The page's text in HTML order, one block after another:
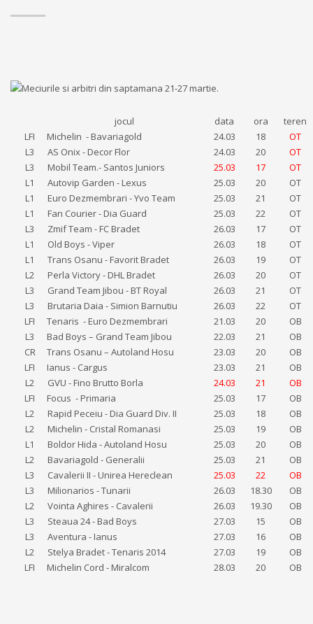
jocul data ora
teren
LFI
Michelin - Bavariagold 24.03 18
OT
L3
AS Onix - Decor Flor 24.03 20
OT
L3
Mobil Team.- Santos Juniors 25.03 17
OT
L1
Autovip Garden - Lexus 25.03 20
OT
L1
Euro Dezmembrari - Yvo Team 25.03 21
OT
L1
Fan Courier - Dia Guard 25.03 22
OT
L3
Zmif Team - FC Bradet 26.03 17
OT
L1
Old Boys - Viper 26.03 18
OT
L1
Trans Osanu - Favorit Bradet 26.03 19
OT
L2
Perla Victory - DHL Bradet 26.03 20
OT
L3
Grand Team Jibou - BT Royal 26.03 21
OT
L3
Brutaria Daia - Simion Barnutiu 26.03 22
OT
LFI
Tenaris - Euro Dezmembrari 21.03 20
OB
L3
Bad Boys – Grand Team Jibou 22.03 21
OB
CR
Trans Osanu – Autoland Hosu 23.03 20
OB
LFI
Ianus - Cargus 23.03 21
OB
L2
GVU - Fino Brutto Borla 24.03 21
OB
LFI
Focus - Primaria 25.03 17
OB
L2
Rapid Peceiu - Dia Guard Div. II 25.03 18
OB
L2
Michelin - Cristal Romanasi 25.03 19
OB
L1
Boldor Hida - Autoland Hosu 25.03 20
OB
L2
Bavariagold - Generalii 25.03 21
OB
L3
Cavalerii II - Unirea Hereclean 25.03 22
OB
L3
Milionarios - Tunarii 26.03 18.30
OB
L2
Vointa Aghires - Cavalerii 26.03 19.30
OB
L3
Steaua 24 - Bad Boys 27.03 15
OB
L3
Aventura - Ianus 27.03 16
OB
L2
Stelya Bradet - Tenaris 2014 27.03 19
OB
LFI
Michelin Cord - Miralcom 28.03 20 OB